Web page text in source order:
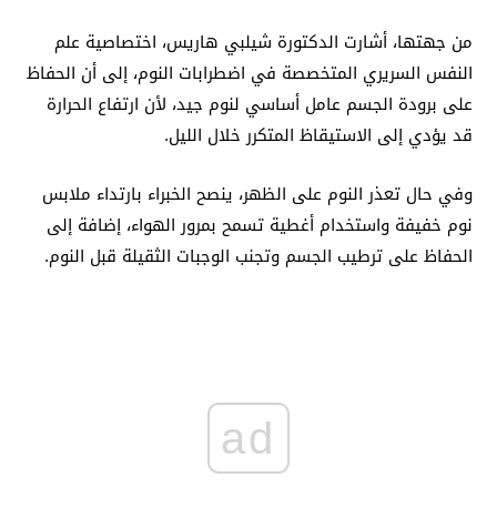
من جهتها، أشارت الدكتورة شيلبي هاريس، اختصاصية علم
النفس السريري المتخصصة في اضطرابات النوم، إلى أن الحفاظ
على برودة الجسم عامل أساسي لنوم جيد، لأن ارتفاع الحرارة
قد يؤدي إلى الاستيقاظ المتكرر خلال الليل.
وفي حال تعذر النوم على الظهر، ينصح الخبراء بارتداء ملابس
نوم خفيفة واستخدام أغطية تسمح بمرور الهواء، إضافة إلى
الحفاظ على ترطيب الجسم وتجنب الوجبات الثقيلة قبل النوم.
ad